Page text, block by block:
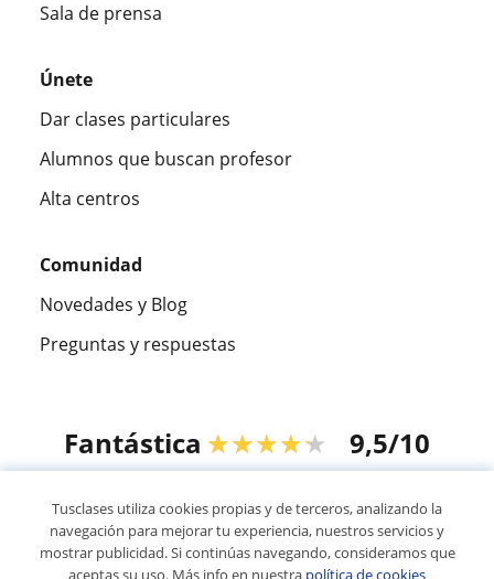
Sala de prensa
Únete
Dar clases particulares
Alumnos que buscan profesor
Alta centros
Comunidad
Novedades y Blog
Preguntas y respuestas
Fantástica ★★★★★ 9,5/10
© 2007 - 2026 Tusclases.co
Tusclases utiliza cookies propias y de terceros, analizando la
navegación para mejorar tu experiencia, nuestros servicios y
mostrar publicidad. Si continúas navegando, consideramos que
aceptas su uso. Más info en nuestra política de cookies